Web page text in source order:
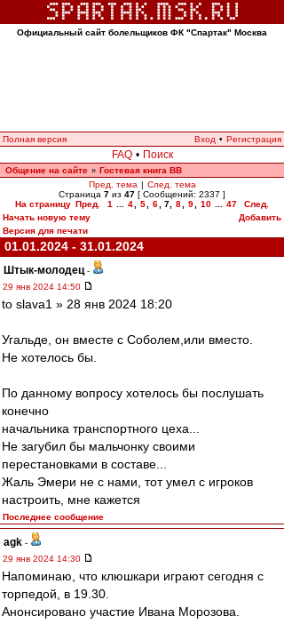
Официальный сайт болельщиков ФК "Спартак" Москва
Полная версия Вход • Регистрация
FAQ • Поиск
Общение на сайте » Гостевая книга ВВ
Пред. тема | След. тема
Страница 7 из 47 [ Сообщений: 2337 ]
На страницу Пред. 1 4 5 6 7 8 9 10 47
След.
Начать новую тему
Добавить
Версия для печати
01.01.2024 - 31.01.2024
Штык-молодец -
29 янв 2024 14:50
to slava1 » 28 янв 2024 18:20
Угальде, он вместе с Соболем,или вместо.
Не хотелось бы.
По данному вопросу хотелось бы послушать
конечно
начальника транспортного цеха...
Не загубил бы мальчонку своими
перестановками в составе...
Жаль Эмери не с нами, тот умел с игроков
настроить, мне кажется
Последнее сообщение
agk -
29 янв 2024 14:30
Напоминаю, что клюшкари играют сегодня с
торпедой, в 19.30.
Анонсировано участие Ивана Морозова.